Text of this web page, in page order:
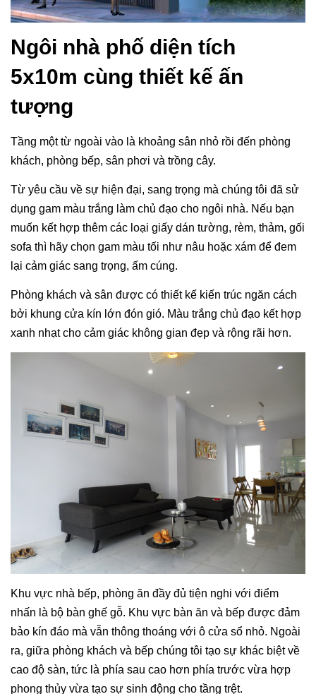
Ngôi nhà phố diện tích
5x10m cùng thiết kế ấn
tượng
Tầng một từ ngoài vào là khoảng sân nhỏ rồi đến phòng
khách, phòng bếp, sân phơi và trồng cây.
Từ yêu cầu về sự hiện đại, sang trọng mà chúng tôi đã sử
dụng gam màu trắng làm chủ đạo cho ngôi nhà. Nếu bạn
muốn kết hợp thêm các loại giấy dán tường, rèm, thảm, gối
sofa thì hãy chọn gam màu tối như nâu hoặc xám để đem
lại cảm giác sang trọng, ấm cúng.
Phòng khách và sân được có thiết kế kiến trúc ngăn cách
bởi khung cửa kín lớn đón gió. Màu trắng chủ đạo kết hợp
xanh nhạt cho cảm giác không gian đẹp và rộng rãi hơn.
Khu vực nhà bếp, phòng ăn đầy đủ tiện nghi với điểm
nhấn là bộ bàn ghế gỗ. Khu vực bàn ăn và bếp được đảm
bảo kín đáo mà vẫn thông thoáng với ô cửa sổ nhỏ. Ngoài
ra, giữa phòng khách và bếp chúng tôi tạo sự khác biệt về
cao độ sàn, tức là phía sau cao hơn phía trước vừa hợp
phong thủy vừa tạo sự sinh động cho tầng trệt.